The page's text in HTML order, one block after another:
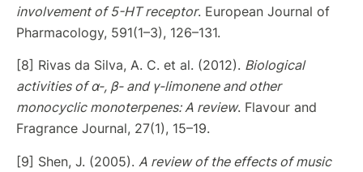
involvement of 5-HT receptor. European Journal of
Pharmacology, 591(1–3), 126–131.
[8] Rivas da Silva, A. C. et al. (2012). Biological
activities of α-, β- and γ-limonene and other
monocyclic monoterpenes: A review. Flavour and
Fragrance Journal, 27(1), 15–19.
[9] Shen, J. (2005). A review of the effects of music